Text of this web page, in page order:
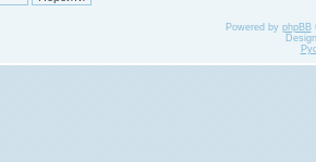
Powered by phpBB